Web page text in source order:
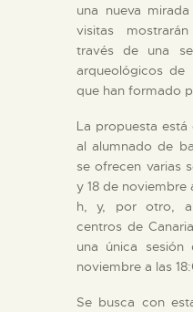
una nueva
visitas
través de una
arqueológicos
que han formado
La propuesta
al alumnado de
se ofrecen varias
y 18 de noviembre
h, y, por otro,
centros de
una única
noviembre a las
Se busca con